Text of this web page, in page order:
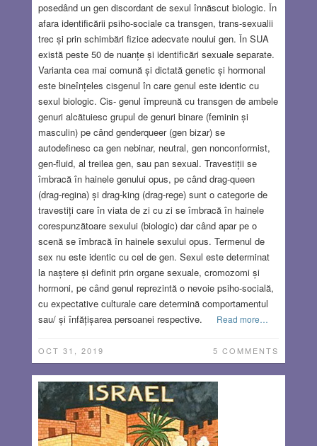
posedând un gen discordant de sexul înnăscut biologic. În
afara identificării psiho-sociale ca transgen, trans-sexualii
trec și prin schimbări fizice adecvate noului gen. În SUA
există peste 50 de nuanțe și identificări sexuale separate.
Varianta cea mai comună și dictată genetic și hormonal
este bineînțeles cisgenul în care genul este identic cu
sexul biologic. Cis- genul împreună cu transgen de ambele
genuri alcătuiesc grupul de genuri binare (feminin și
masculin) pe când genderqueer (gen bizar) se
autodefinesc ca gen nebinar, neutral, gen nonconformist,
gen-fluid, al treilea gen, sau pan sexual. Travestiții se
îmbracă în hainele genului opus, pe când drag-queen
(drag-regina) și drag-king (drag-rege) sunt o categorie de
travestiți care în viata de zi cu zi se îmbracă în hainele
corespunzătoare sexului (biologic) dar când apar pe o
scenă se îmbracă în hainele sexului opus. Termenul de
sex nu este identic cu cel de gen. Sexul este determinat
la naștere și definit prin organe sexuale, cromozomi și
hormoni, pe când genul reprezintă o nevoie psiho-socială,
cu expectative culturale care determină comportamentul
sau/ și înfățișarea persoanei respective.
Read more…
OCT 31, 2019 5 COMMENTS